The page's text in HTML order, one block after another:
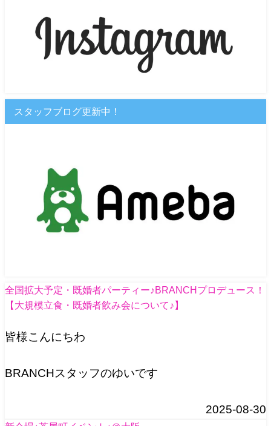
スタッフブログ更新中！
全国拡大予定・既婚者パーティー♪BRANCHプロデュース！
【大規模立食・既婚者飲み会について♪】
皆様こんにちわ
BRANCHスタッフのゆいです
2025-08-30